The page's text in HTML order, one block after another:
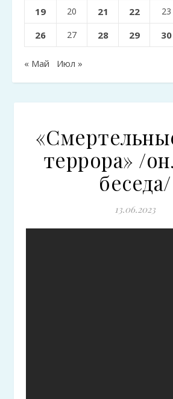
19 20 21 22 23
26 27 28 29 30
« Май Июл »
террора» /
беседа/
13.06.2023